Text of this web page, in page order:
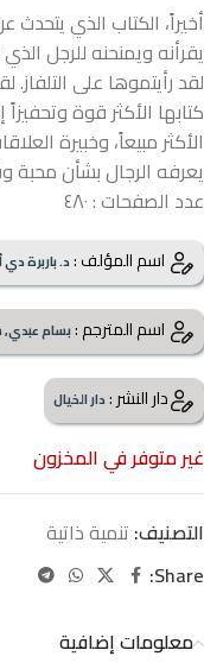
أخيراً، الكتاب الذي
يقرأنه ويمنحنه للرجل الذي
لقد رأيتموها على
كتابها الأكثر قوة
الأكثر مبيعاً، وخبيرة
يعرفه الرجال بشأن محبة
عدد الصفحات : ٤٨٠
اسم المؤلف :د. باربرة
اسم المترجم :بسام
دار النشر :دار الخيال
غير متوفر في المخزون
التصنيف: تنمية ذاتية
Share:
معلومات إضافية